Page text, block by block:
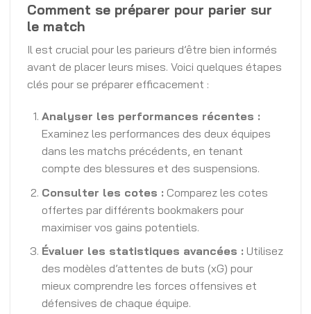
Comment se préparer pour parier sur
le match
Il est crucial pour les parieurs d’être bien informés
avant de placer leurs mises. Voici quelques étapes
clés pour se préparer efficacement :
Analyser les performances récentes :
Examinez les performances des deux équipes
dans les matchs précédents, en tenant
compte des blessures et des suspensions.
Consulter les cotes : Comparez les cotes
offertes par différents bookmakers pour
maximiser vos gains potentiels.
Évaluer les statistiques avancées : Utilisez
des modèles d’attentes de buts (xG) pour
mieux comprendre les forces offensives et
défensives de chaque équipe.